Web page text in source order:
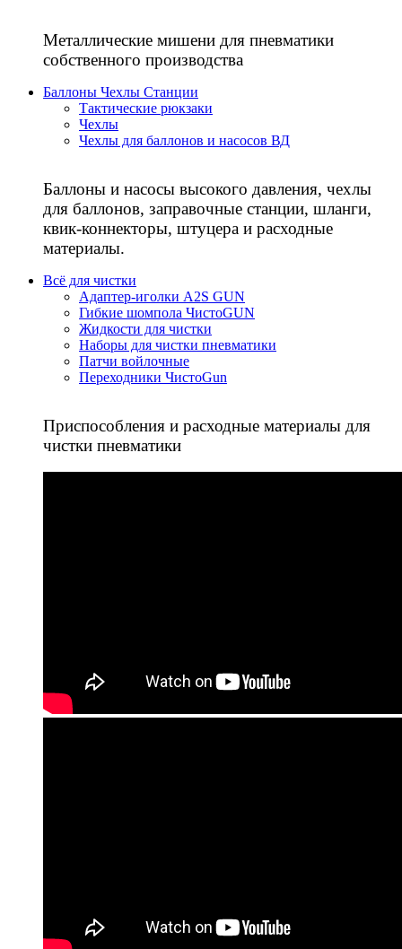
Металлические мишени для пневматики
собственного производства
Баллоны Чехлы Станции
Тактические рюкзаки
Чехлы
Чехлы для баллонов и насосов ВД
Баллоны и насосы высокого давления, чехлы
для баллонов, заправочные станции, шланги,
квик-коннекторы, штуцера и расходные
материалы.
Всё для чистки
Адаптер-иголки A2S GUN
Гибкие шомпола ЧистоGUN
Жидкости для чистки
Наборы для чистки пневматики
Патчи войлочные
Переходники ЧистоGun
Приспособления и расходные материалы для
чистки пневматики